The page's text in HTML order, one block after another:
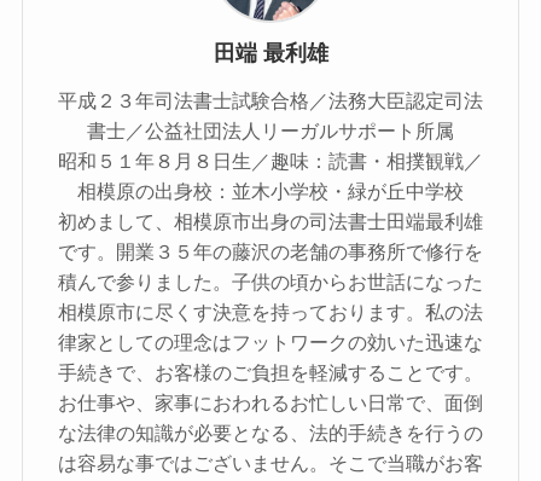
田端 最利雄
平成２３年司法書士試験合格／法務大臣認定司法
書士／公益社団法人リーガルサポート所属
昭和５１年８月８日生／趣味：読書・相撲観戦／
相模原の出身校：並木小学校・緑が丘中学校
初めまして、相模原市出身の司法書士田端最利雄
です。開業３５年の藤沢の老舗の事務所で修行を
積んで参りました。子供の頃からお世話になった
相模原市に尽くす決意を持っております。私の法
律家としての理念はフットワークの効いた迅速な
手続きで、お客様のご負担を軽減することです。
お仕事や、家事におわれるお忙しい日常で、面倒
な法律の知識が必要となる、法的手続きを行うの
は容易な事ではございません。そこで当職がお客